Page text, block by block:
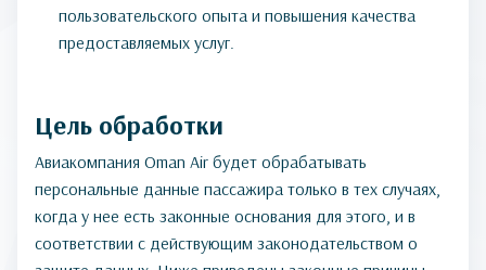
пользовательского опыта и повышения качества
предоставляемых услуг.
Цель обработки
Авиакомпания Oman Air будет обрабатывать
персональные данные пассажира только в тех случаях,
когда у нее есть законные основания для этого, и в
соответствии с действующим законодательством о